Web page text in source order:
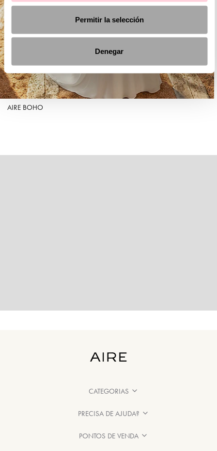
Permitir la selección
Denegar
AIRE BOHO
CATEGORIAS
PRECISA DE AJUDA?
PONTOS DE VENDA